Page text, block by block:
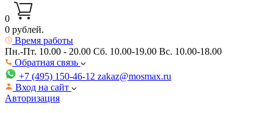
0
0 рублей.
Время работы
Пн.-Пт. 10.00 - 20.00 Сб. 10.00-19.00 Вс. 10.00-18.00
Обратная связь
+7 (495) 150-46-12 zakaz@mosmax.ru
Вход на сайт
Авторизация